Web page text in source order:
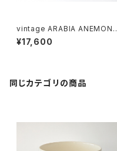
vintage ARABIA ANEMONE
tea cup & saucer / ヴィンテ
ージ アラビア アネモネ ティー
¥17,600
同じカテゴリの商品